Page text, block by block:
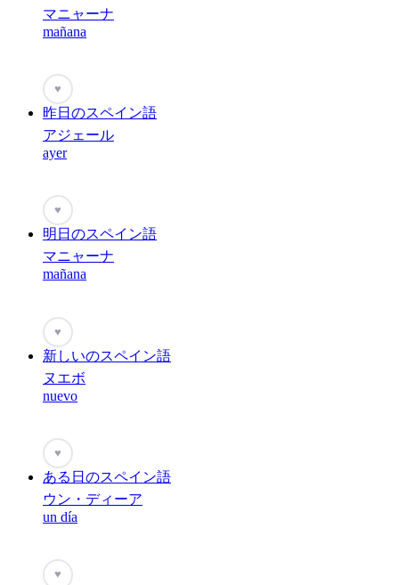
マニャーナ
mañana
♥
昨日のスペイン語
アジェール
ayer
♥
明日のスペイン語
マニャーナ
mañana
♥
新しいのスペイン語
ヌエボ
nuevo
♥
ある日のスペイン語
ウン・ディーア
un día
♥